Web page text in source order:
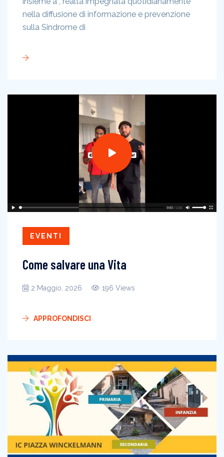
nella diffusione di informazione e prevenzione
sulla Sindrome di
EVENTI
Come salvare una Vita
2 Maggio, 2026 196 Views
APPROFONDISCI